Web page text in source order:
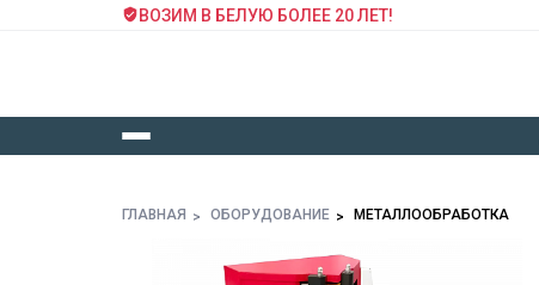
ВОЗИМ В БЕЛУЮ БОЛЕЕ 20 ЛЕТ!
ГЛАВНАЯ ОБОРУДОВАНИЕ МЕТАЛЛООБРАБОТКА